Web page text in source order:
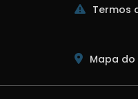
Termos
Mapa do